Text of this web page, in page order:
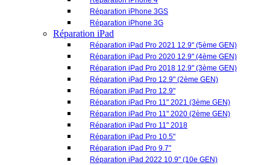
Réparation iPad Pro 11" 2021 (3ème GEN)
Réparation iPad Pro 11" 2020 (2ème GEN)
Réparation iPad Pro 11" 2018
Réparation iPad Pro 10.5"
Réparation iPad Pro 9.7"
Réparation iPad 2022 10.9" (10e GEN)
Réparation iPad 2021 10.2" (9e GEN)
Réparation iPad 2020 10.2" (8e GEN)
Réparation iPad 2019 10.2" (7e GEN)
Réparation iPad 2018 9.7" (6e GEN)
Réparation iPad 2017 9.7"
Réparation iPad Air 5
Réparation iPad Air 4
Réparation iPad Air 3